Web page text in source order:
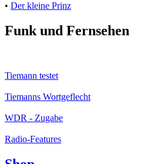
• Der kleine Prinz
Funk und Fernsehen
Tiemann testet
Tiemanns Wortgeflecht
WDR - Zugabe
Radio-Features